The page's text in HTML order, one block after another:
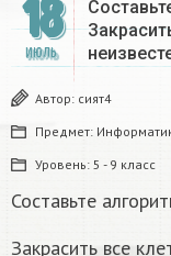
18
ИЮЛЬ
Автор: сият4
Предмет:
Уровень: 5 - 9 класс
Составьте
Закрасить все